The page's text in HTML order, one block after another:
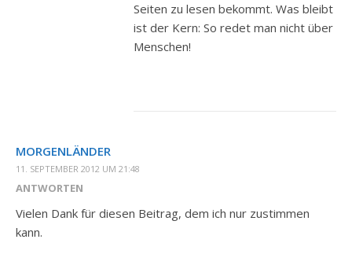
Seiten zu lesen bekommt. Was bleibt
ist der Kern: So redet man nicht über
Menschen!
MORGENLÄNDER
11. SEPTEMBER 2012 UM 21:48
ANTWORTEN
Vielen Dank für diesen Beitrag, dem ich nur zustimmen
kann.